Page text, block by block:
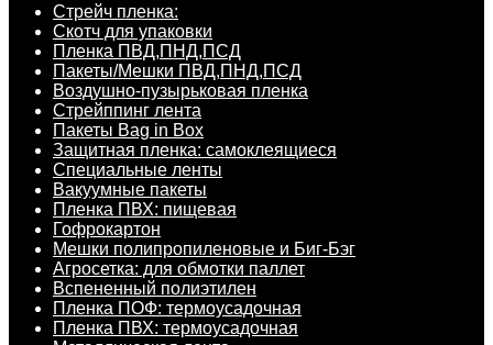
Стрейч пленка:
Скотч для упаковки
Пленка ПВД,ПНД,ПСД
Пакеты/Мешки ПВД,ПНД,ПСД
Воздушно-пузырьковая пленка
Стрейппинг лента
Пакеты Bag in Box
Защитная пленка: самоклеящиеся
Специальные ленты
Вакуумные пакеты
Пленка ПВХ: пищевая
Гофрокартон
Мешки полипропиленовые и Биг-Бэг
Агросетка: для обмотки паллет
Вспененный полиэтилен
Пленка ПОФ: термоусадочная
Пленка ПВХ: термоусадочная